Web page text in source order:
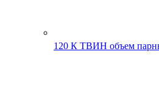
120 К ТВИН объем